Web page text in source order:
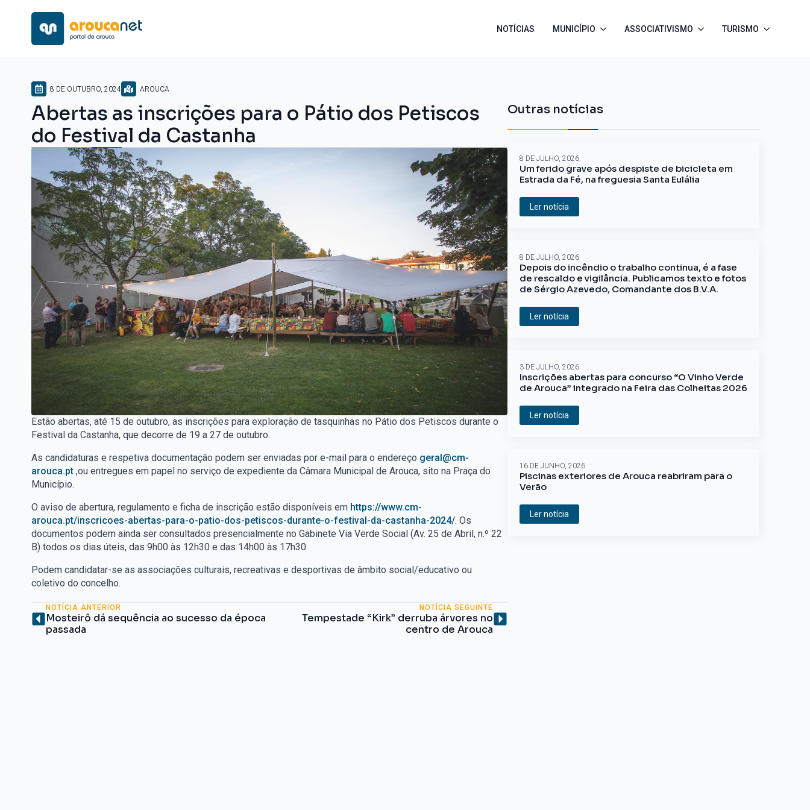
NOTÍCIAS MUNICÍPIO ASSOCIATIVISMO TURISMO
8 DE OUTUBRO, 2024 AROUCA
Abertas as inscrições para o Pátio dos Petiscos
do Festival da Castanha
Estão abertas, até 15 de outubro, as inscrições para exploração de tasquinhas no Pátio dos Petiscos durante o
Festival da Castanha, que decorre de 19 a 27 de outubro.
As candidaturas e respetiva documentação podem ser enviadas por e-mail para o endereço geral@cm-
arouca.pt ,ou entregues em papel no serviço de expediente da Câmara Municipal de Arouca, sito na Praça do
Município.
O aviso de abertura, regulamento e ficha de inscrição estão disponíveis em https://www.cm-
arouca.pt/inscricoes-abertas-para-o-patio-dos-petiscos-durante-o-festival-da-castanha-2024/. Os
documentos podem ainda ser consultados presencialmente no Gabinete Via Verde Social (Av. 25 de Abril, n.º 22
B) todos os dias úteis, das 9h00 às 12h30 e das 14h00 às 17h30.
Podem candidatar-se as associações culturais, recreativas e desportivas de âmbito social/educativo ou
coletivo do concelho.
NOTÍCIA ANTERIOR
Mosteirô dá sequência ao sucesso da época
passada
NOTÍCIA SEGUINTE
Tempestade “Kirk” derruba árvores no
centro de Arouca
Outras notícias
Um ferido grave após despiste de bicicleta em
Estrada da Fé, na freguesia Santa Eulália
8 DE JULHO, 2026
Ler notícia
Depois do incêndio o trabalho continua, é a fase
de rescaldo e vigilância. Publicamos texto e fotos
de Sérgio Azevedo, Comandante dos B.V.A.
8 DE JULHO, 2026
Ler notícia
Inscrições abertas para concurso “O Vinho Verde
de Arouca” integrado na Feira das Colheitas 2026
3 DE JULHO, 2026
Ler notícia
Piscinas exteriores de Arouca reabriram para o
Verão
16 DE JUNHO, 2026
Ler notícia